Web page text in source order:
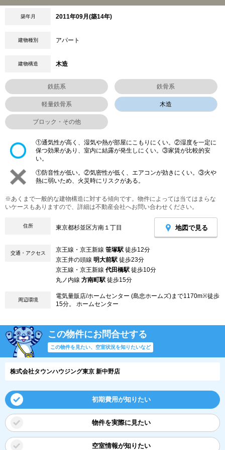
築年月 2011年09月(築14年)
建物種別 アパート
建物構造 木造
鉄筋系 鉄骨系
軽量鉄骨系 木造
ブロック・その他
①通気性が高く、湿気や熱が部屋にこもりにくい。②湿度を一定に
保つ効果があり、室内に結露が発生しにくい。③家賃が比較的安
い。
①防音性が低い。②気密性が低く、エアコンが効きにくい。③火や
熱に弱いため、火災時にリスクがある。
※あくまで一般的な建物構造に対する傾向です。物件によっては当てはまらな
いケースもありますので、詳細は不動産会社へお問い合わせください。
住所 東京都杉並区方南１丁目 地図で見る
交通・アクセス 京王線・京王新線 笹塚駅 徒歩12分
京王井の頭線 明大前駅 徒歩23分
京王線・京王新線 代田橋駅 徒歩10分
丸ノ内線 方南町駅 徒歩15分
周辺環境
電気量販店/ホームセンター (島忠ホームズ)まで1170m※徒歩
15分。 ホームセンター
この物件にお問合せする
この物件を見たい、空室状況を知りたいなど
株式会社タウンハウジング東京 新中野店
初期費用が知りたい
物件を実際に見たい
空室情報が知りたい